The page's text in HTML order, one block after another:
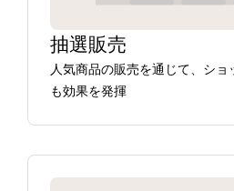
抽選販売
人気商品の販売を通じて、ショ
も効果を発揮